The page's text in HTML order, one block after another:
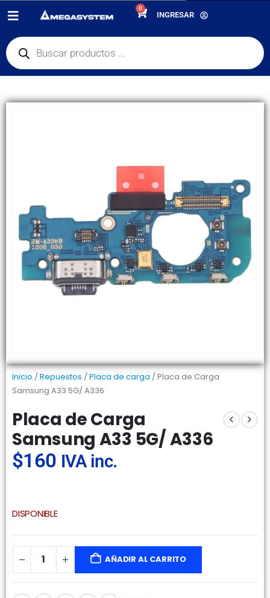
0
INGRESAR
PRODUCTOSREPUESTOS
PLACA DE CARGA
Inicio /Repuestos /Placa de carga / Placa de Carga
Samsung A33 5G/ A336
Placa de Carga
Samsung A33 5G/ A336
$160 IVA inc.
DISPONIBLE
AÑADIR AL CARRITO